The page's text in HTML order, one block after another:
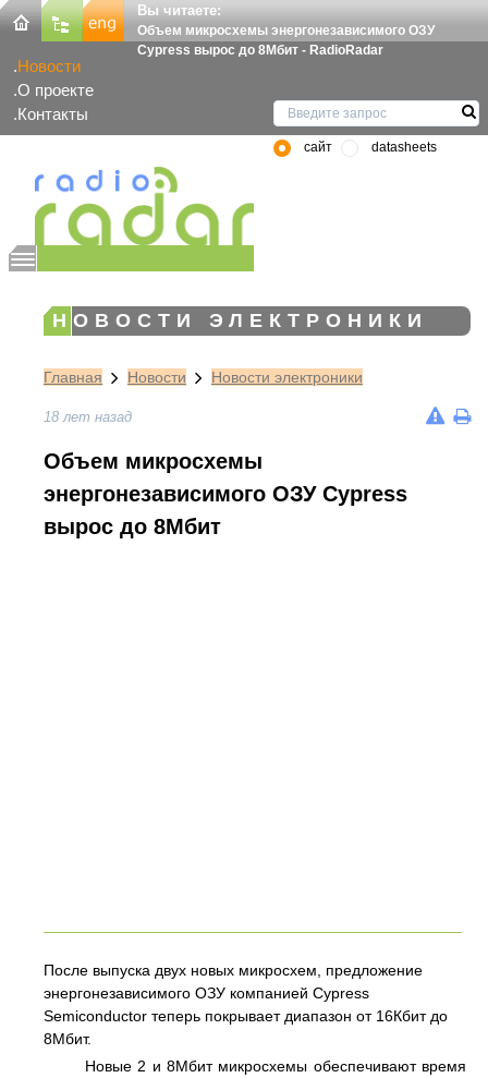
Вы читаете:
Объем микросхемы энергонезависимого ОЗУ
Cypress вырос до 8Мбит - RadioRadar
Новости
О проекте
Контакты
сайт datasheets
НОВОСТИ ЭЛЕКТРОНИКИ
Главная Новости Новости электроники
18 лет назад
Объем микросхемы
энергонезависимого ОЗУ Cypress
вырос до 8Мбит
После выпуска двух новых микросхем, предложение
энергонезависимого ОЗУ компанией Cypress
Semiconductor теперь покрывает диапазон от 16Кбит до
8Мбит.
Новые 2 и 8Мбит микросхемы обеспечивают время